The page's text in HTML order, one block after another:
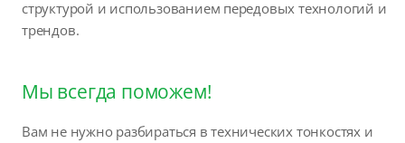
структурой и использованием передовых технологий и
трендов.
Мы всегда поможем!
Вам не нужно разбираться в технических тонкостях и